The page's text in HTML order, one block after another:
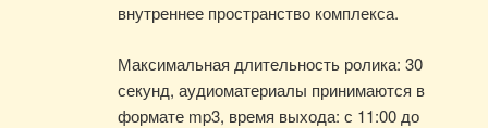
внутреннее пространство комплекса.
Максимальная длительность ролика: 30
секунд, аудиоматериалы принимаются в
формате mp3, время выхода: с 11:00 до